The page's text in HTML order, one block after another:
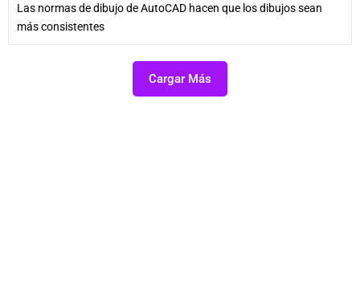
Las normas de dibujo de AutoCAD hacen que los dibujos sean
más consistentes
Cargar Más